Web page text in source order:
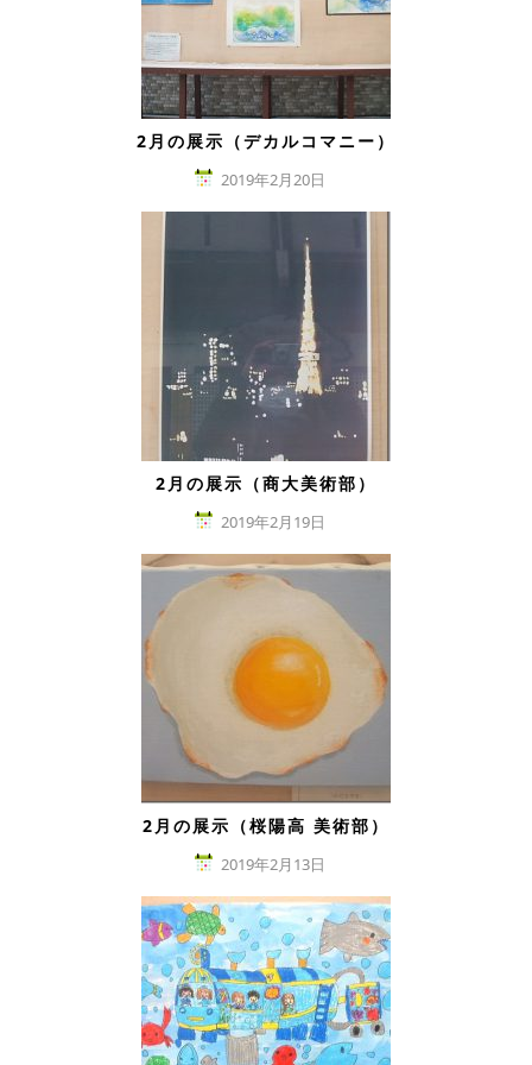
2月の展示（デカルコマニー）
2019年2月20日
2月の展示（商大美術部）
2019年2月19日
2月の展示（桜陽高 美術部）
2019年2月13日